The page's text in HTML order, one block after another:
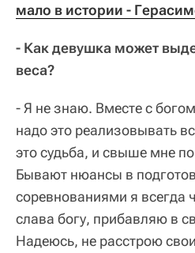
мало в истории -
- Как девушка может
веса?
- Я не знаю. Вместе с
надо это реализовывать
это судьба, и свыше мне
Бывают нюансы в
соревнованиями я всегда
слава богу, прибавляю в
Надеюсь, не расстрою